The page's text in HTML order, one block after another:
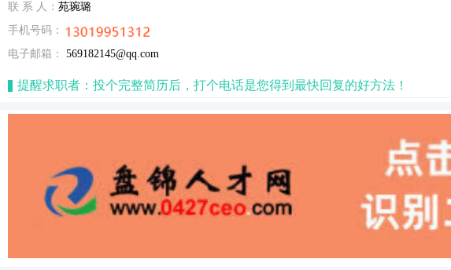
联 系 人： 苑琬璐
手机号码：
电子邮箱：
569182145@qq.com
提醒求职者：投个完整简历后，打个电话是您得到最快回复的好方法！